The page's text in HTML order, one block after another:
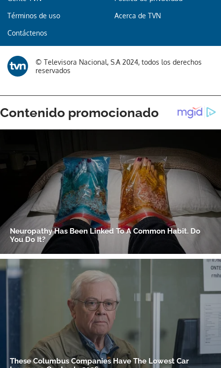
ACEPTAR
Términos de uso Acerca de TVN
Contáctenos
© Televisora Nacional, S.A 2024, todos los derechos
reservados